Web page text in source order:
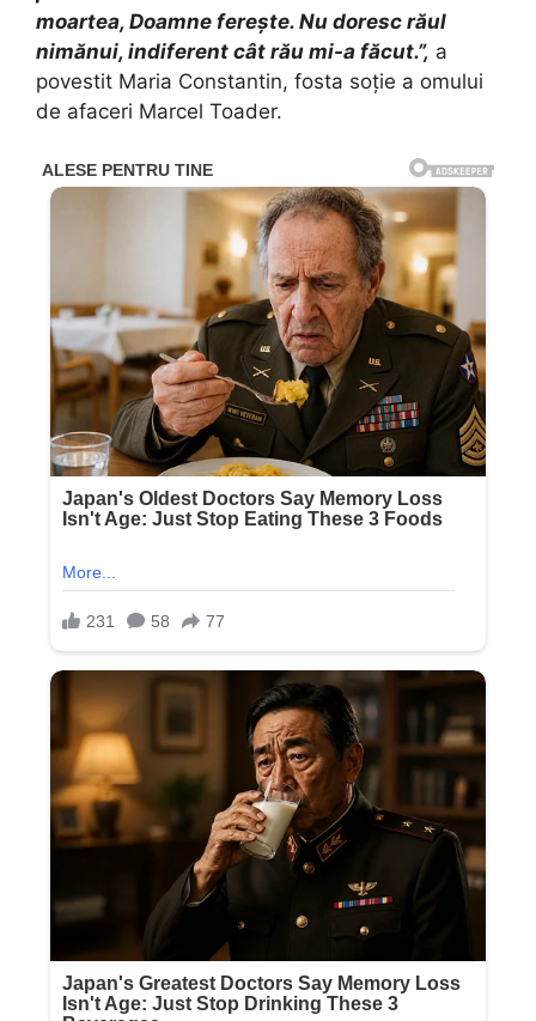
moartea, Doamne ferește. Nu doresc răul
nimănui, indiferent cât rău mi-a făcut.”, a
povestit Maria Constantin, fosta soție a omului
de afaceri Marcel Toader.